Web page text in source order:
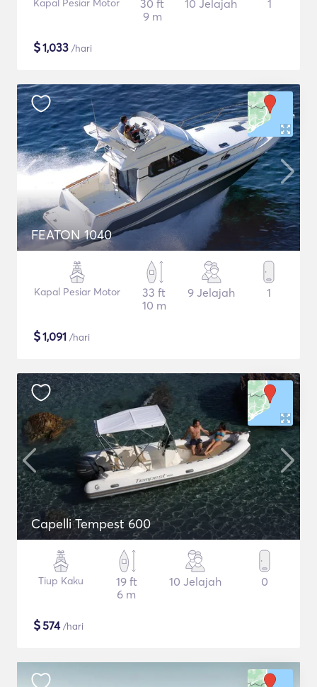
Kapal Pesiar Motor
30 ft
9 m
10 Jelajah 1
$1,033 /hari
FEATON 1040
Kapal Pesiar Motor
33 ft
10 m
9 Jelajah 1
$1,091 /hari
Capelli Tempest 600
Tiup Kaku
19 ft
6 m
10 Jelajah 0
$574/hari